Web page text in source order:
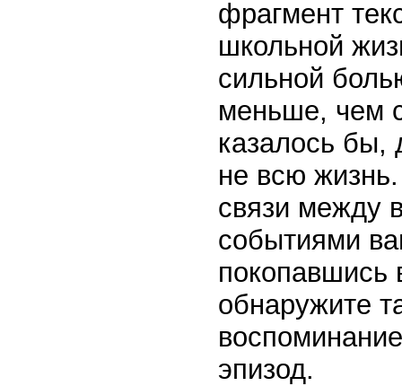
фрагмент
школьной
сильной
меньше, чем
казалось бы,
не всю
связи между
событиями
покопавшись
обнаружите
эпизод.